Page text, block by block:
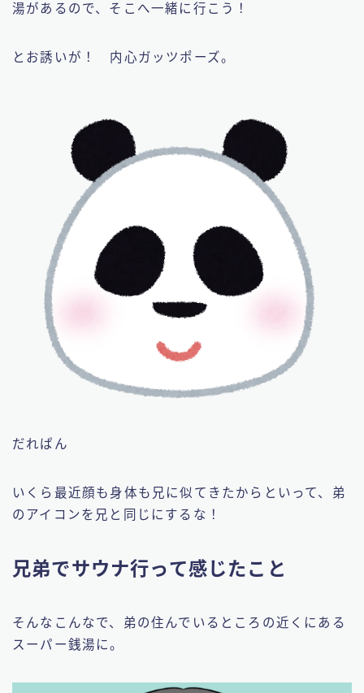
湯があるので、そこへ一緒に行こう！
とお誘いが！ 内心ガッツポーズ。
だれぱん
いくら最近顔も身体も兄に似てきたからといって、弟
のアイコンを兄と同じにするな！
兄弟でサウナ行って感じたこと
そんなこんなで、弟の住んでいるところの近くにある
スーパー銭湯に。